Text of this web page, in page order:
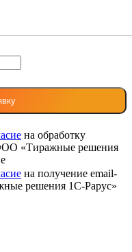
на обработку
«Тиражные решения
на получение email-
решения 1С-Рарус»